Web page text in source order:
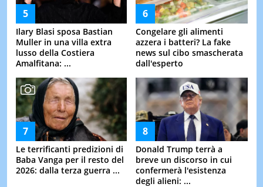
Ilary Blasi sposa Bastian
Muller in una villa extra
lusso della Costiera
Amalfitana: ...
Congelare gli alimenti
azzera i batteri? La fake
news sul cibo smascherata
dall'esperto
Le terrificanti predizioni di
Baba Vanga per il resto del
2026: dalla terza guerra ...
Donald Trump terrà a
breve un discorso in cui
confermerà l'esistenza
degli alieni: ...